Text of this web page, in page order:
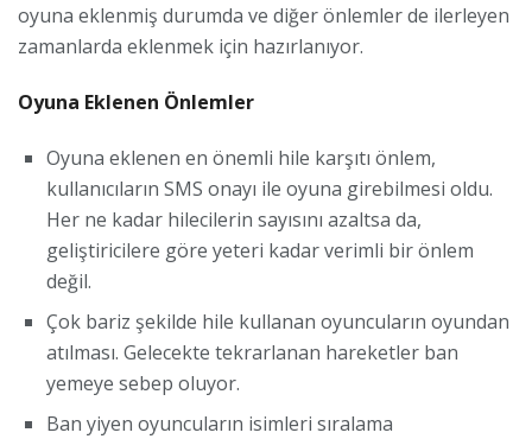
oyuna eklenmiş durumda ve diğer önlemler de ilerleyen
zamanlarda eklenmek için hazırlanıyor.
Oyuna Eklenen Önlemler
Oyuna eklenen en önemli hile karşıtı önlem,
kullanıcıların SMS onayı ile oyuna girebilmesi oldu.
Her ne kadar hilecilerin sayısını azaltsa da,
geliştiricilere göre yeteri kadar verimli bir önlem
değil.
Çok bariz şekilde hile kullanan oyuncuların oyundan
atılması. Gelecekte tekrarlanan hareketler ban
yemeye sebep oluyor.
Ban yiyen oyuncuların isimleri sıralama